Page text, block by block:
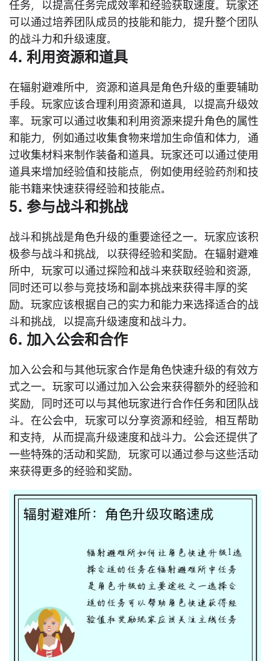
任务，以提高任务完成效率和经验获取速度。玩家还
可以通过培养团队成员的技能和能力，提升整个团队
的战斗力和升级速度。
4. 利用资源和道具
在辐射避难所中，资源和道具是角色升级的重要辅助
手段。玩家应该合理利用资源和道具，以提高升级效
率。玩家可以通过收集和利用资源来提升角色的属性
和能力，例如通过收集食物来增加生命值和体力，通
过收集材料来制作装备和道具。玩家还可以通过使用
道具来增加经验值和技能点，例如使用经验药剂和技
能书籍来快速获得经验和技能点。
5. 参与战斗和挑战
战斗和挑战是角色升级的重要途径之一。玩家应该积
极参与战斗和挑战，以获得经验和奖励。在辐射避难
所中，玩家可以通过探险和战斗来获取经验和资源，
同时还可以参与竞技场和副本挑战来获得丰厚的奖
励。玩家应该根据自己的实力和能力来选择适合的战
斗和挑战，以提高升级速度和战斗力。
6. 加入公会和合作
加入公会和与其他玩家合作是角色快速升级的有效方
式之一。玩家可以通过加入公会来获得额外的经验和
奖励，同时还可以与其他玩家进行合作任务和团队战
斗。在公会中，玩家可以分享资源和经验，相互帮助
和支持，从而提高升级速度和战斗力。公会还提供了
一些特殊的活动和奖励，玩家可以通过参与这些活动
来获得更多的经验和奖励。